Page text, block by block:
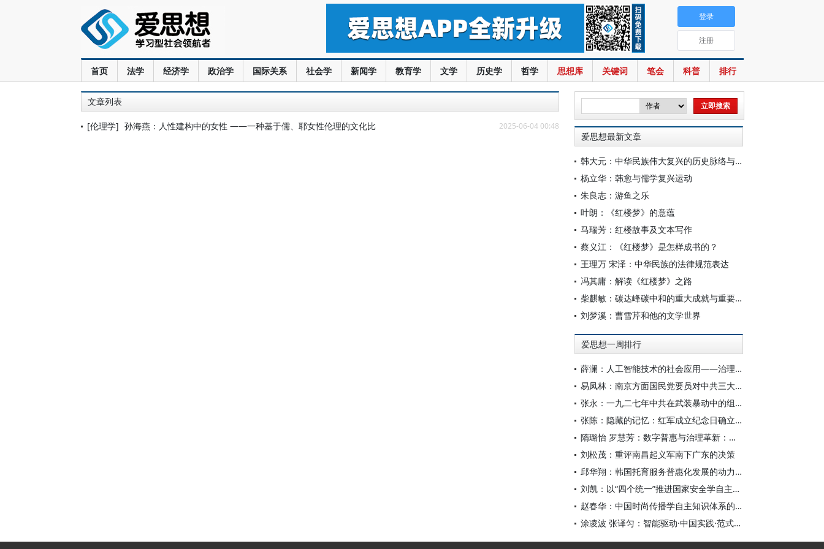
首页 法学 经济学 政治学 国际关系 社会学 新闻学 教育学 文学 历史学 哲学 思想库 关键词 笔会 科普 排行
登录
注册
文章列表
[伦理学] 孙海燕：人性建构中的女性 ——一种基于儒、耶女性伦理的文化比 2025-06-04 00:48
爱思想最新文章
韩大元：中华民族伟大复兴的历史脉络与宪法内涵
杨立华：韩愈与儒学复兴运动
朱良志：游鱼之乐
叶朗：《红楼梦》的意蕴
马瑞芳：红楼故事及文本写作
蔡义江：《红楼梦》是怎样成书的？
王理万 宋泽：中华民族的法律规范表达
冯其庸：解读《红楼梦》之路
柴麒敏：碳达峰碳中和的重大成就与重要任务
刘梦溪：曹雪芹和他的文学世界
爱思想一周排行
薛澜：人工智能技术的社会应用——治理挑战
易凤林：南京方面国民党要员对中共三大起义的反应
张永：一九二七年中共在武装暴动中的组织转型
张陈：隐藏的记忆：红军成立纪念日确立前中共对南昌起义的纪念
隋璐怡 罗慧芳：数字普惠与治理革新：中国人工智能赋能全球南方发展
刘松茂：重评南昌起义军南下广东的决策
邱华翔：韩国托育服务普惠化发展的动力机制、制度路径与政策效应
刘凯：以“四个统一”推进国家安全学自主知识体系构建
赵春华：中国时尚传播学自主知识体系的内在逻辑与实践路径
涂凌波 张译匀：智能驱动·中国实践·范式创新：“构建中国新闻传播学自主知识体系”专题研讨会综述